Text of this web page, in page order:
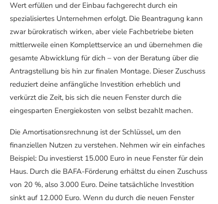
Wert erfüllen und der Einbau fachgerecht durch ein
spezialisiertes Unternehmen erfolgt. Die Beantragung kann
zwar bürokratisch wirken, aber viele Fachbetriebe bieten
mittlerweile einen Komplettservice an und übernehmen die
gesamte Abwicklung für dich – von der Beratung über die
Antragstellung bis hin zur finalen Montage. Dieser Zuschuss
reduziert deine anfängliche Investition erheblich und
verkürzt die Zeit, bis sich die neuen Fenster durch die
eingesparten Energiekosten von selbst bezahlt machen.
Die Amortisationsrechnung ist der Schlüssel, um den
finanziellen Nutzen zu verstehen. Nehmen wir ein einfaches
Beispiel: Du investierst 15.000 Euro in neue Fenster für dein
Haus. Durch die BAFA-Förderung erhältst du einen Zuschuss
von 20 %, also 3.000 Euro. Deine tatsächliche Investition
sinkt auf 12.000 Euro. Wenn du durch die neuen Fenster